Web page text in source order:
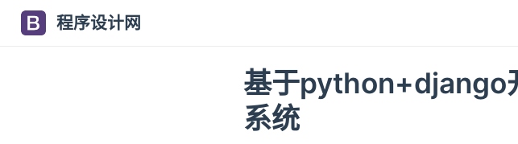
程序设计网
基于python+django
系统